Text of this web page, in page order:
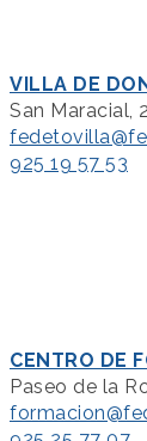
VILLA DE
San Maracial,
925 19 57 53
CENTRO DE
Paseo de la